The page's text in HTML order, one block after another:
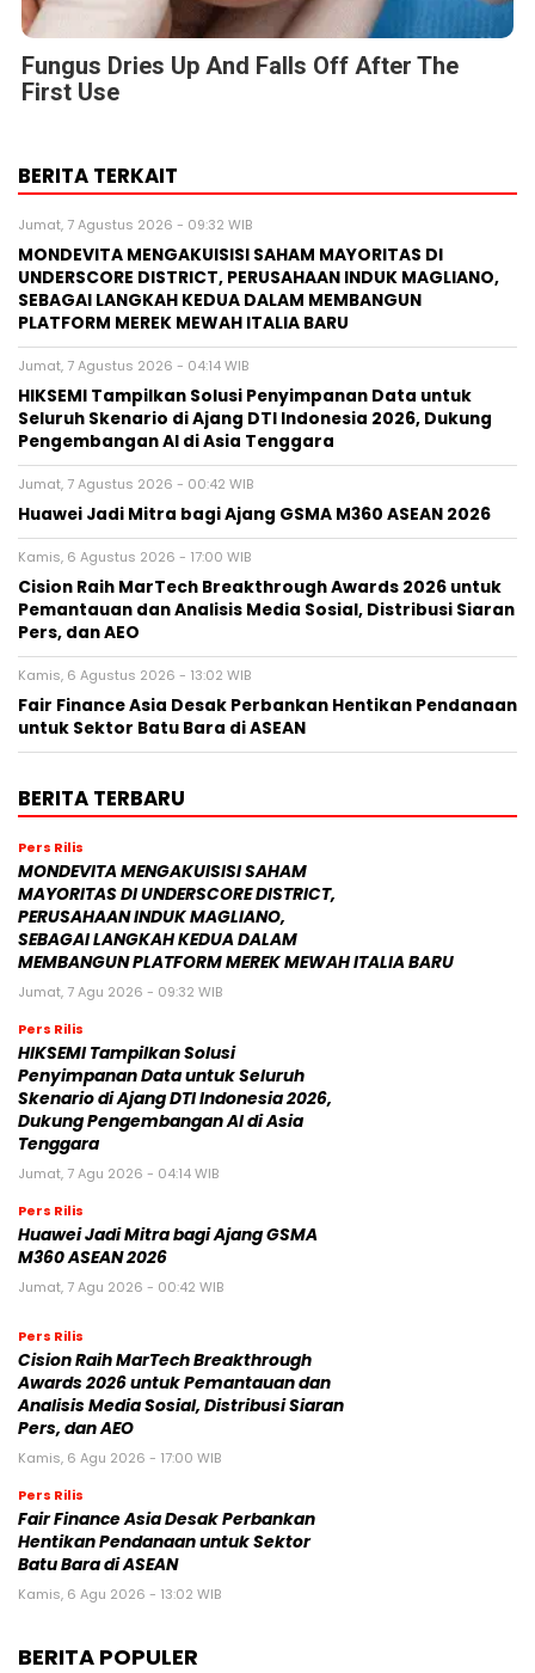
Fungus Dries Up And Falls Off After The
First Use
BERITA TERKAIT
Jumat, 7 Agustus 2026 - 09:32 WIB
MONDEVITA MENGAKUISISI SAHAM MAYORITAS DI
UNDERSCORE DISTRICT, PERUSAHAAN INDUK MAGLIANO,
SEBAGAI LANGKAH KEDUA DALAM MEMBANGUN
PLATFORM MEREK MEWAH ITALIA BARU
Jumat, 7 Agustus 2026 - 04:14 WIB
HIKSEMI Tampilkan Solusi Penyimpanan Data untuk
Seluruh Skenario di Ajang DTI Indonesia 2026, Dukung
Pengembangan AI di Asia Tenggara
Jumat, 7 Agustus 2026 - 00:42 WIB
Huawei Jadi Mitra bagi Ajang GSMA M360 ASEAN 2026
Kamis, 6 Agustus 2026 - 17:00 WIB
Cision Raih MarTech Breakthrough Awards 2026 untuk
Pemantauan dan Analisis Media Sosial, Distribusi Siaran
Pers, dan AEO
Kamis, 6 Agustus 2026 - 13:02 WIB
Fair Finance Asia Desak Perbankan Hentikan Pendanaan
untuk Sektor Batu Bara di ASEAN
BERITA TERBARU
Pers Rilis
MONDEVITA MENGAKUISISI SAHAM
MAYORITAS DI UNDERSCORE DISTRICT,
PERUSAHAAN INDUK MAGLIANO,
SEBAGAI LANGKAH KEDUA DALAM
MEMBANGUN PLATFORM MEREK MEWAH ITALIA BARU
Jumat, 7 Agu 2026 - 09:32 WIB
Pers Rilis
HIKSEMI Tampilkan Solusi
Penyimpanan Data untuk Seluruh
Skenario di Ajang DTI Indonesia 2026,
Dukung Pengembangan AI di Asia
Tenggara
Jumat, 7 Agu 2026 - 04:14 WIB
Pers Rilis
Huawei Jadi Mitra bagi Ajang GSMA
M360 ASEAN 2026
Jumat, 7 Agu 2026 - 00:42 WIB
Pers Rilis
Cision Raih MarTech Breakthrough
Awards 2026 untuk Pemantauan dan
Analisis Media Sosial, Distribusi Siaran
Pers, dan AEO
Kamis, 6 Agu 2026 - 17:00 WIB
Pers Rilis
Fair Finance Asia Desak Perbankan
Hentikan Pendanaan untuk Sektor
Batu Bara di ASEAN
Kamis, 6 Agu 2026 - 13:02 WIB
BERITA POPULER